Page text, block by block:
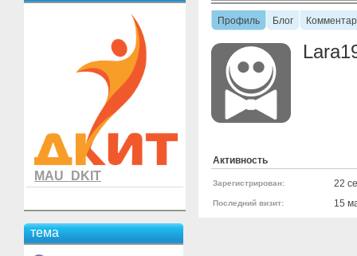
MAU_DKIT
тема
Профиль Блог
Активность
Зарегистрирован: 22
Последний визит: 15